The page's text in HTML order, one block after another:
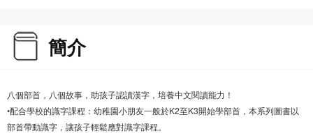
簡介
八個部首，八個故事，助孩子認讀漢字，培養中文閱讀能力！
•配合學校的識字課程：幼稚園小朋友一般於K2至K3開始學部首，本系列圖書以
部首帶動識字，讓孩子輕鬆應對識字課程。